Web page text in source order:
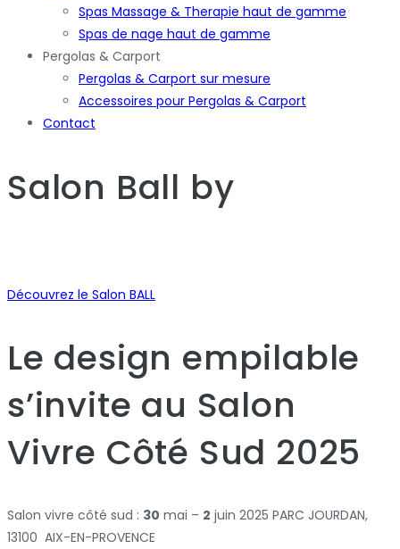
Spas Massage & Therapie haut de gamme
Spas de nage haut de gamme
Pergolas & Carport
Pergolas & Carport sur mesure
Accessoires pour Pergolas & Carport
Contact
Salon Ball by
Découvrez le Salon BALL
Le design empilable
s’invite au Salon
Vivre Côté Sud 2025
Salon vivre côté sud : 30 mai – 2 juin 2025 PARC JOURDAN,
13100 AIX-EN-PROVENCE